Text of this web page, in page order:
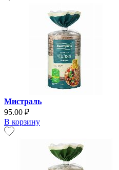
Мистраль
95.00 ₽
В корзину